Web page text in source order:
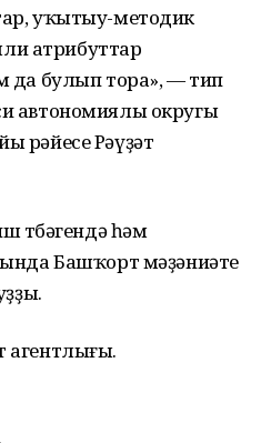
уҡытыу-методик
атрибуттар
да булып тора», — тип
автономиялы округы
рәйесе Рәүҙәт
төбәгендә һәм
Башҡорт мәҙәниәте